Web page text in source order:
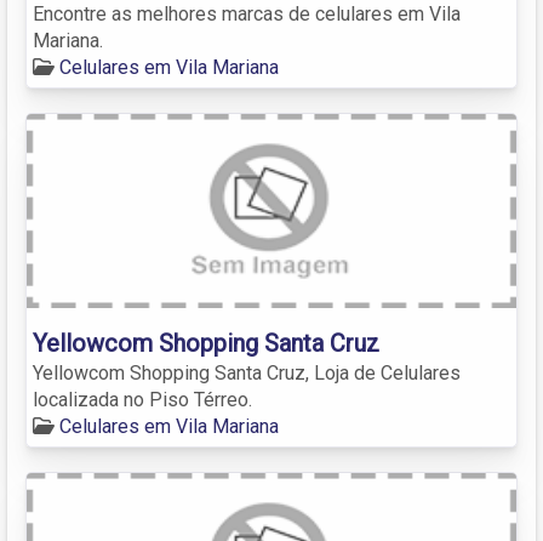
Encontre as melhores marcas de celulares em Vila
Mariana.
Celulares em Vila Mariana
Yellowcom Shopping Santa Cruz
Yellowcom Shopping Santa Cruz, Loja de Celulares
localizada no Piso Térreo.
Celulares em Vila Mariana